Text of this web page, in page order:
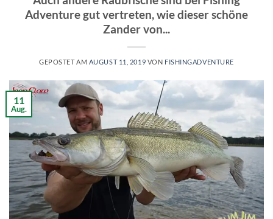
Adventure gut vertreten, wie dieser schöne
Zander von...
GEPOSTET AM AUGUST 11, 2019 VON FISHINGADVENTURE
11
Aug.